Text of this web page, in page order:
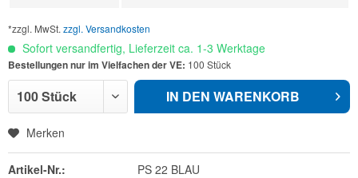
*zzgl. MwSt. zzgl. Versandkosten
Sofort versandfertig, Lieferzeit ca. 1-3 Werktage
Bestellungen nur im Vielfachen der VE: 100 Stück
IN DEN WARENKORB
Merken
Artikel-Nr.: PS 22 BLAU